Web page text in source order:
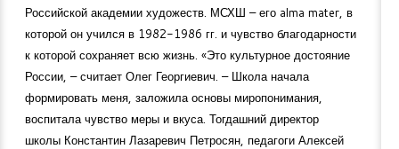
Российской академии художеств. МСХШ – его alma mater, в
которой он учился в 1982-1986 гг. и чувство благодарности
к которой сохраняет всю жизнь. «Это культурное достояние
России, – считает Олег Георгиевич. – Школа начала
формировать меня, заложила основы миропонимания,
воспитала чувство меры и вкуса. Тогдашний директор
школы Константин Лазаревич Петросян, педагоги Алексей